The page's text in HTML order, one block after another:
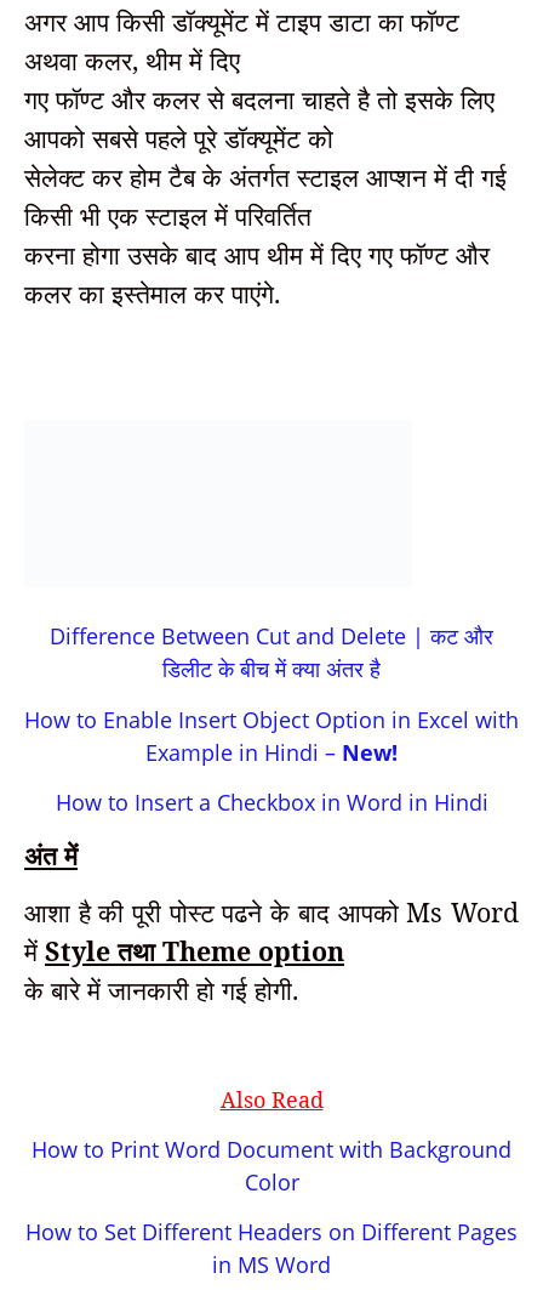
अगर आप किसी डॉक्यूमेंट में टाइप डाटा का फॉण्ट
अथवा कलर, थीम में दिए
गए फॉण्ट और कलर से बदलना चाहते है तो इसके लिए
आपको सबसे पहले पूरे डॉक्यूमेंट को
सेलेक्ट कर होम टैब के अंतर्गत स्टाइल आप्शन में दी गई
किसी भी एक स्टाइल में परिवर्तित
करना होगा उसके बाद आप थीम में दिए गए फॉण्ट और
कलर का इस्तेमाल कर पाएंगे.
Difference Between Cut and Delete | कट और
डिलीट के बीच में क्या अंतर है
How to Enable Insert Object Option in Excel with
Example in Hindi – New!
How to Insert a Checkbox in Word in Hindi
अंत में
आशा है की पूरी पोस्ट पढने के बाद आपको Ms Word
में Style तथा Theme option
के बारे में जानकारी हो गई होगी.
Also Read
How to Print Word Document with Background
Color
How to Set Different Headers on Different Pages
in MS Word